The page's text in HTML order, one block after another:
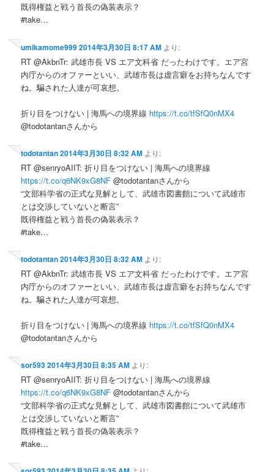
既得権益と戦う首長の偽装表示？
#take…
umikamome9992014年3月30日 8:17 AM より:
RT @AkbnTr: 武雄市長 VS エア文科省 だったわけです。エア宮
内庁からのオファーといい、武雄市長は虚言癖をお持ちなんです
ね。騙された人達が可哀想。
折り目をつけない | 海馬への境界線 https://t.co/tfSfQ0nMX4
@todotantanさんから
todotantan2014年3月30日 8:32 AM より:
RT @senryoAIIT: 折り目をつけない | 海馬への境界線
https://t.co/q6NK9xG8NF @todotantanさんから
“文部科学省の正式な見解として、武雄市図書館について武雄市
とは交渉していないと断言”
既得権益と戦う首長の偽装表示？
#take…
todotantan2014年3月30日 8:32 AM より:
RT @AkbnTr: 武雄市長 VS エア文科省 だったわけです。エア宮
内庁からのオファーといい、武雄市長は虚言癖をお持ちなんです
ね。騙された人達が可哀想。
折り目をつけない | 海馬への境界線 https://t.co/tfSfQ0nMX4
@todotantanさんから
sor5932014年3月30日 8:35 AM より:
RT @senryoAIIT: 折り目をつけない | 海馬への境界線
https://t.co/q6NK9xG8NF @todotantanさんから
“文部科学省の正式な見解として、武雄市図書館について武雄市
とは交渉していないと断言”
既得権益と戦う首長の偽装表示？
#take…